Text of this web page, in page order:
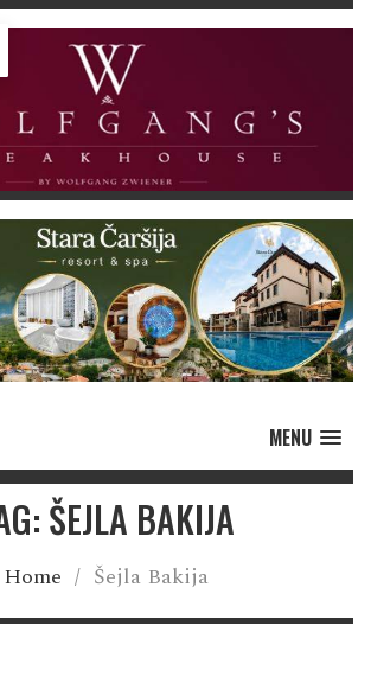
MENU
ŠEJLA BAKIJA
Home / Šejla Bakija